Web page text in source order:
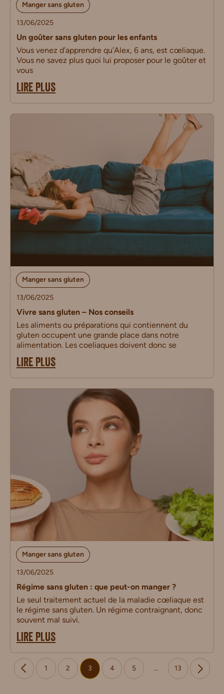
Manger sans gluten
13/06/2025
Un goûter sans gluten pour les enfants
Vous venez d’apprendre qu’Alex, 6 ans, est cœliaque.
Vous ne savez plus quoi lui proposer pour le goûter et
vous
LIRE PLUS
Manger sans gluten
13/06/2025
Vivre sans gluten – Nos conseils
Les aliments ou préparations qui contiennent du
gluten occupent une grande place dans notre
alimentation. Les coeliaques doivent donc se
LIRE PLUS
Manger sans gluten
13/06/2025
Régime sans gluten : que peut-on manger ?
Le seul traitement actuel de la maladie cœliaque est
le régime sans gluten. Un régime contraignant, donc
souvent mal suivi.
LIRE PLUS
1 2 3 4 5 … 13